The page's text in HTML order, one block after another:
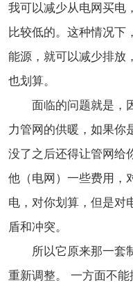
我可以减少从电网买电
比较低的。这种情况下
能源，就可以减少排放
也划算。
面临的问题就是，
力管网的供暖，如果你
没了之后还得让管网给
他（电网）一些费用，
电，对你划算，但是对
盾和冲突。
所以它原来那一套
重新调整。 一方面不